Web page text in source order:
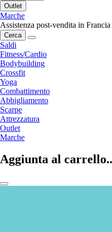
Outlet
Marche
Assistenza post-vendita in Francia
Cerca
Saldi
Fitness/Cardio
Bodybuilding
Crossfit
Yoga
Combattimento
Abbigliamento
Scarpe
Attrezzatura
Outlet
Marche
Aggiunta al